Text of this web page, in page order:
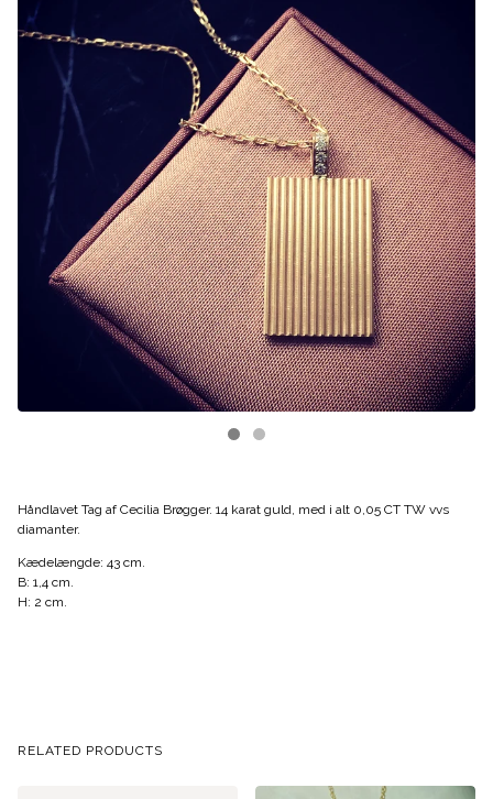
Håndlavet Tag af Cecilia Brøgger. 14 karat guld, med i alt 0,05 CT TW vvs
diamanter.
Kædelængde: 43 cm.
B: 1,4 cm.
H: 2 cm.
RELATED PRODUCTS